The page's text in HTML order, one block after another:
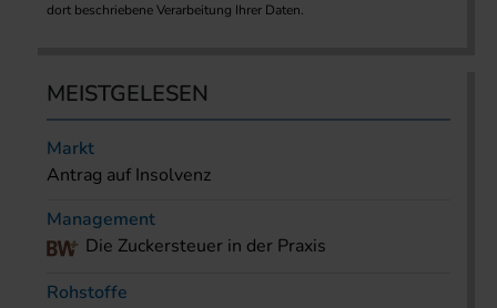
dort beschriebene Verarbeitung Ihrer Daten.
MEISTGELESEN
Markt
Antrag auf Insolvenz
Management
Die Zuckersteuer in der Praxis
Rohstoffe